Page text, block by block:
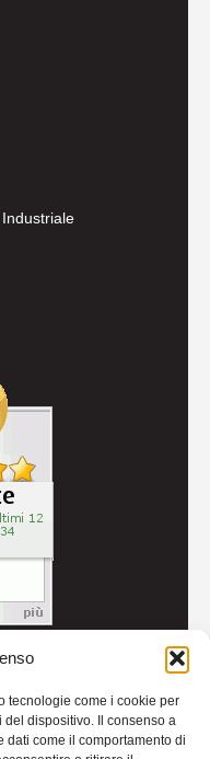
tecnologie come i cookie per
dispositivo. Il consenso a
dati come il comportamento di